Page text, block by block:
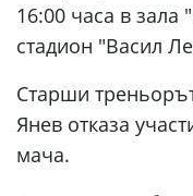
16:00 часа в
стадион "Васил
Старши
Янев отказа
мача.